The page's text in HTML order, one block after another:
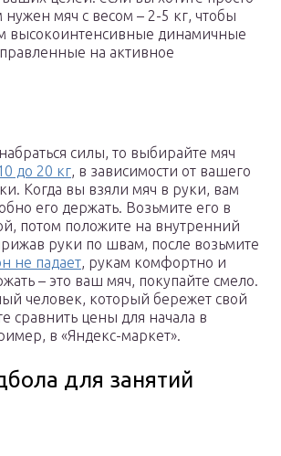
нужен мяч с весом – 2-5 кг, чтобы
высокоинтенсивные динамичные
на активное
силы, то выбирайте мяч
до 20 кг, в зависимости от вашего
Когда вы взяли мяч в руки, вам
его держать. Возьмите его в
потом положите на внутренний
руки по швам, после возьмите
не падает, рукам комфортно и
– это ваш мяч, покупайте смело.
человек, который бережет свой
сравнить цены для начала в
в «Яндекс-маркет».
для занятий